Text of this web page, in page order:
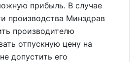
прибыль. В случае
производства Минздрав
производителю
отпускную цену на
допустить его